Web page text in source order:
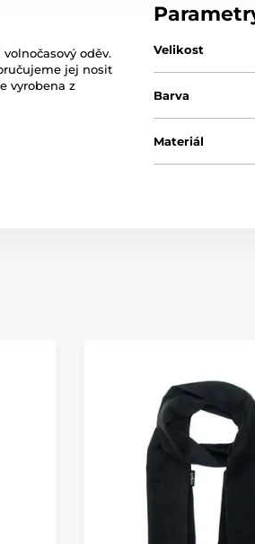
oděv.
jej nosit
vyrobena z
Velikost
Barva
Materiál